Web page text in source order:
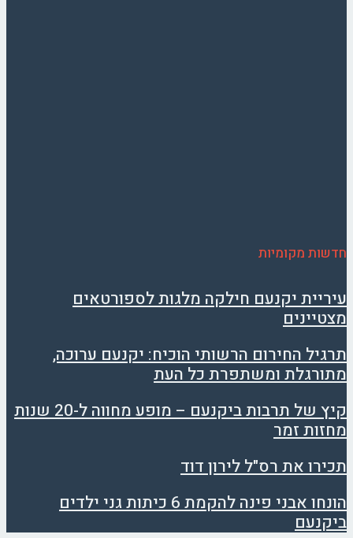
חדשות מקומיות
עיריית יקנעם חילקה מלגות לספורטאים
מצטיינים
תרגיל החירום הרשותי הוכיח: יקנעם ערוכה,
מתורגלת ומשתפרת כל העת
קיץ של תרבות ביקנעם – מופע מחווה ל-20 שנות
מחזות זמר
תכירו את רס"ל לירון דוד
הונחו אבני פינה להקמת 6 כיתות גני ילדים
ביקנעם